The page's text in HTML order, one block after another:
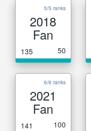
5/5 ranks
2018
Fan
135 50
6/6 ranks
2021
Fan
141 100